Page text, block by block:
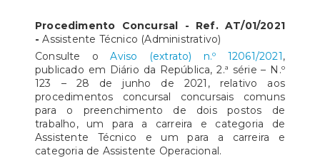
Procedimento Concursal - Ref. AT/01/2021
-Assistente Técnico (Administrativo)
Consulte oAviso (extrato) n.º 12061/2021,
publicado em Diário da República, 2.ª série – N.º
123 – 28 de junho de 2021, relativo aos
procedimentos concursal concursais comuns
para o preenchimento de dois postos de
trabalho, um para a carreira e categoria de
Assistente Técnico e um para a carreira e
categoria de Assistente Operacional.